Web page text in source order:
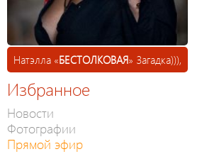
Натэлла «БЕСТОЛКОВАЯ» Загадка))),
Избранное
Новости
Фотографии
Прямой эфир